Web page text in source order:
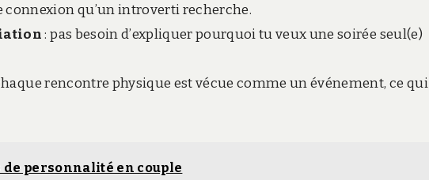
connexion qu’un introverti recherche.
: pas besoin d’expliquer pourquoi tu veux une soirée seul(e)
rencontre physique est vécue comme un événement, ce qui
de personnalité en couple